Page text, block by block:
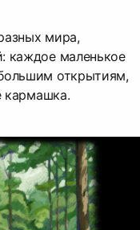
мира,
каждое маленькое
открытиям,
кармашка.